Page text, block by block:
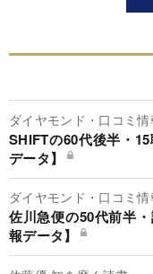
ダイヤモンド・口コミ情
SHIFTの60代後半・
データ】
ダイヤモンド・口コミ情
佐川急便の50代前半
報データ】